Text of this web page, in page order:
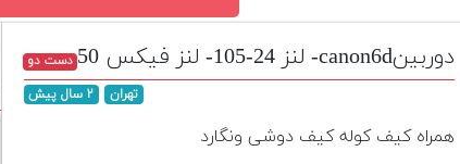
دوربینcanon6d- لنز 24-105- لنز فیکس 50
دست دو
تهران
۲ سال پیش
همراه کیف کوله کیف دوشی ونگارد